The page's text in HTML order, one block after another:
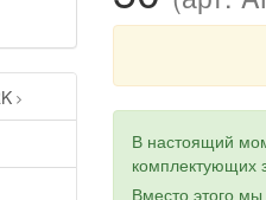
В настоящий
комплектующих
Вместо этого